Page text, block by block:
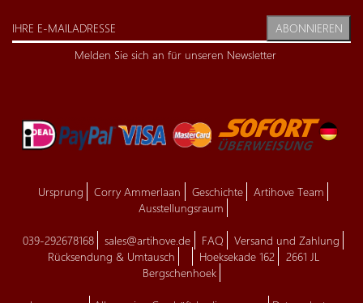
ABONNIEREN
Melden Sie sich an für unseren Newsletter
Ursprung Corry Ammerlaan Geschichte
Artihove Team
Ausstellungsraum
039-292678168 sales@artihove.de FAQ
Versand und Zahlung
Rücksendung & Umtausch
Hoeksekade 162
2661 JL
Bergschenhoek